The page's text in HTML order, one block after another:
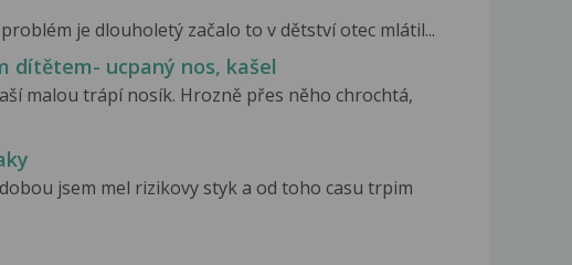
je dlouholetý začalo to v dětství otec mlátil...
dítětem- ucpaný nos, kašel
malou trápí nosík. Hrozně přes něho chrochtá,
jsem mel rizikovy styk a od toho casu trpim